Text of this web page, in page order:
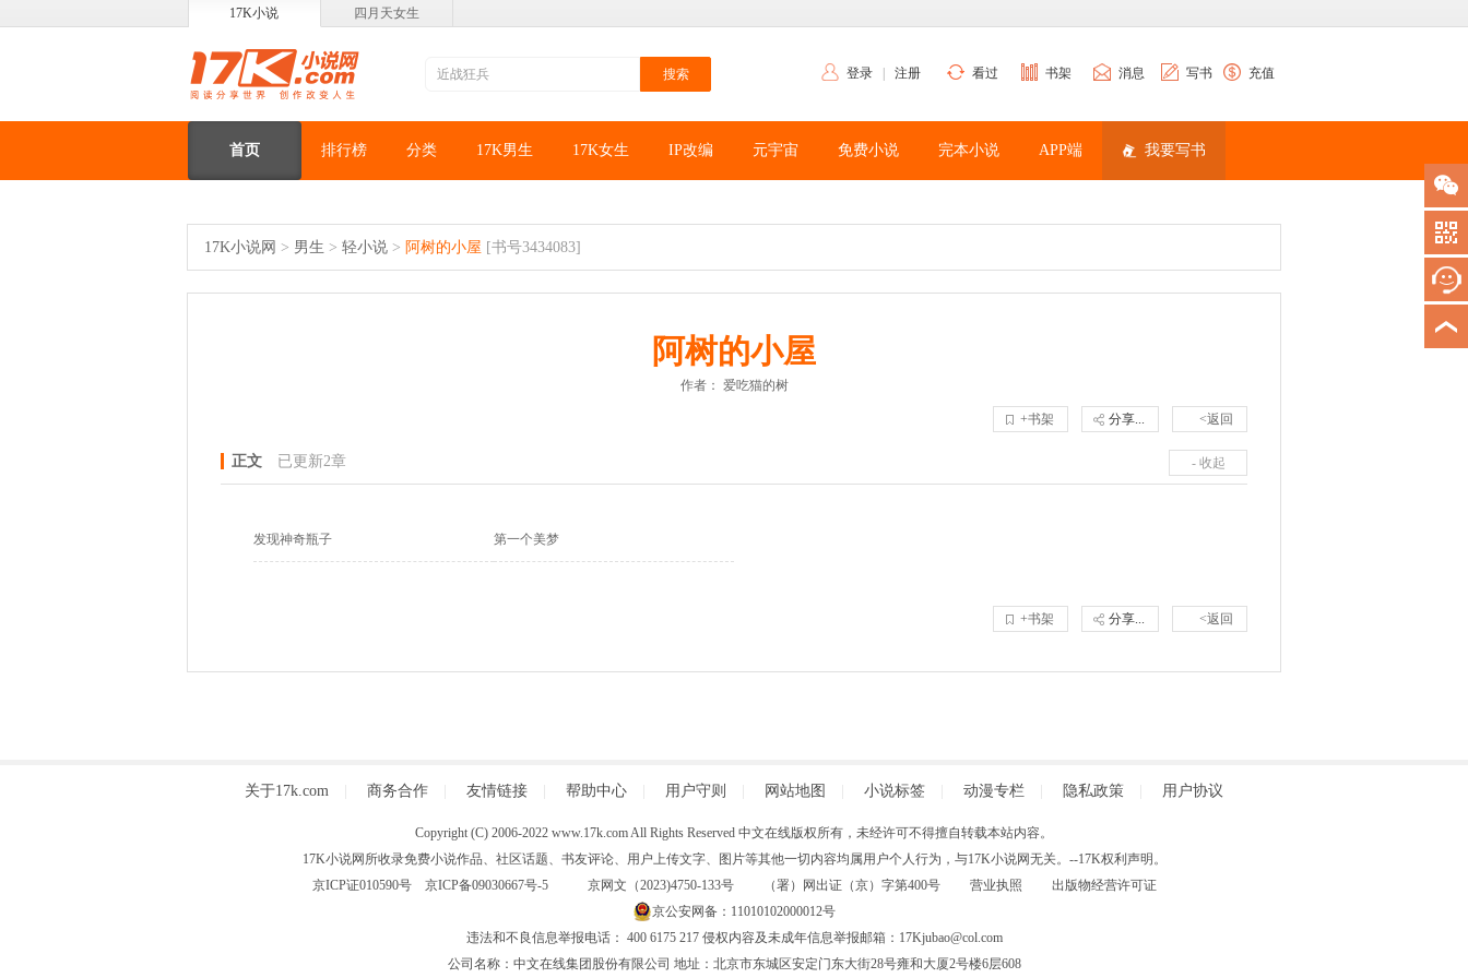
17K小说 四月天女生
登录 注册 看过 书架 消息 写书 充值
首页 排行榜 分类 17K男生 17K女生 IP改编 元宇宙 免费小说 完本小说 APP端 我要写书
17K小说网 > 男生 > 轻小说 > 阿树的小屋 [书号3434083]
阿树的小屋
作者： 爱吃猫的树
<返回
分享...
+书架
- 收起
正文 已更新2章
发现神奇瓶子 第一个美梦
<返回
分享...
+书架
关于17k.com 商务合作 友情链接 帮助中心 用户守则 网站地图 小说标签 动漫专栏 隐私政策 用户协议
Copyright (C) 2006-2022 www.17k.com All Rights Reserved 中文在线版权所有，未经许可不得擅自转载本站内容。
17K小说网所收录免费小说作品、社区话题、书友评论、用户上传文字、图片等其他一切内容均属用户个人行为，与17K小说网无关。--17K权利声明。
京ICP证010590号 京ICP备09030667号-5京网文（2023)4750-133号 （署）网出证（京）字第400号 营业执照
出版物经营许可证
京公安网备：11010102000012号
违法和不良信息举报电话： 400 6175 217 侵权内容及未成年信息举报邮箱：17Kjubao@col.com
公司名称：中文在线集团股份有限公司 地址：北京市东城区安定门东大街28号雍和大厦2号楼6层608